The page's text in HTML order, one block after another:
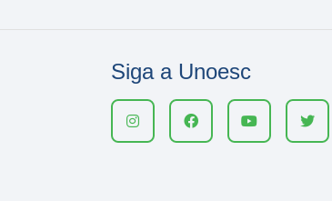
Siga a Unoesc